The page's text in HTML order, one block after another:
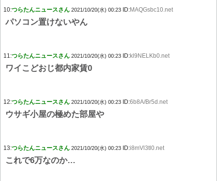
10:つらたんニュースさん 2021/10/20(水) 00:23 ID:MAQGsbc10.net
パソコン置けないやん
11:つらたんニュースさん 2021/10/20(水) 00:23 ID:kl9NELKb0.net
ワイこどおじ都内家賃0
12:つらたんニュースさん 2021/10/20(水) 00:23 ID:6b8A/Br5d.net
ウサギ小屋の極めた部屋や
13:つらたんニュースさん 2021/10/20(水) 00:23 ID:i8mVl3tl0.net
これで6万なのか…